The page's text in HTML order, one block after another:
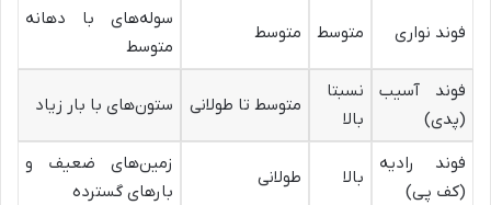
فوند نواری متوسط متوسط
سوله‌های با دهانه
متوسط
فوند آسیب
(پدی)
نسبتا
بالا
متوسط تا طولانی ستون‌های با بار زیاد
فوند رادیه
(کف پی)
بالا طولانی
زمین‌های ضعیف و
بارهای گسترده